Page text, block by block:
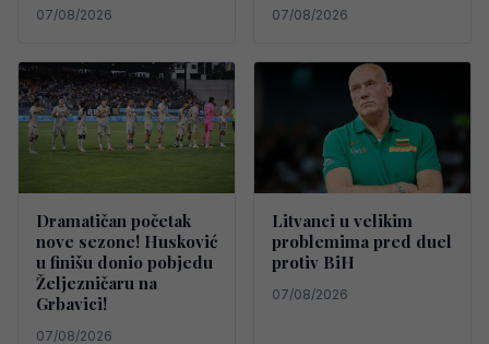
07/08/2026 07/08/2026
Dramatičan početak
nove sezone! Husković
u finišu donio pobjedu
Željezničaru na
Grbavici!
07/08/2026
Litvanci u velikim
problemima pred duel
protiv BiH
07/08/2026